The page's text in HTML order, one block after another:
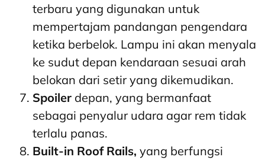
terbaru yang digunakan untuk
mempertajam pandangan pengendara
ketika berbelok. Lampu ini akan menyala
ke sudut depan kendaraan sesuai arah
belokan dari setir yang dikemudikan.
Spoiler depan, yang bermanfaat
sebagai penyalur udara agar rem tidak
terlalu panas.
Built-in Roof Rails, yang berfungsi